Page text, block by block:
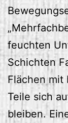
feuchten
Schichten
Flächen mit
Teile sich
bleiben.